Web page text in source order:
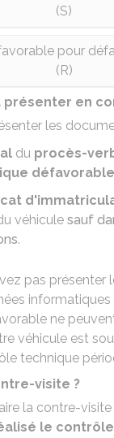
(S)
pour
(R)
présenter en
les
du procès-
défavorable
véhicule sauf
.
pas présenter
ne
véhicule est
technique
visite ?
la contre-visite
le